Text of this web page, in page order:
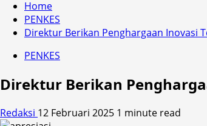
Home
PENKES
Direktur Berikan Penghargaan Inovasi
PENKES
Direktur Berikan
Redaksi 12 Februari 2025 1 minute read